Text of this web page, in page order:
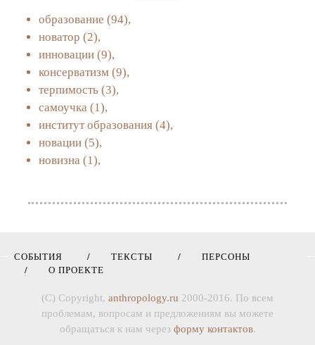
образование (94),
новатор (2),
инновации (9),
консерватизм (9),
терпимость (3),
самоучка (1),
институт образования (4),
новации (5),
новизна (1),
СОБЫТИЯ ТЕКСТЫ
ПЕРСОНЫ
О ПРОЕКТЕ
(C) Copyright, anthropology.ru 2000-2016. По всем
проблемам, вопросам и предложениям вы можете
обращаться к нам через форму контактов.